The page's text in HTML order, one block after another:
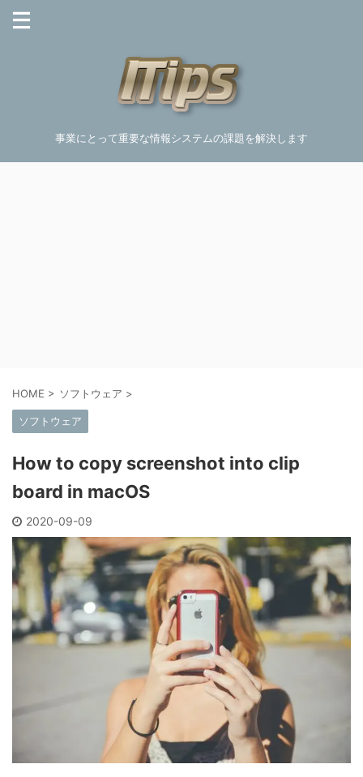
事業にとって重要な情報システムの課題を解決します
HOME > ソフトウェア >
ソフトウェア
How to copy screenshot into clip
board in macOS
2020-09-09